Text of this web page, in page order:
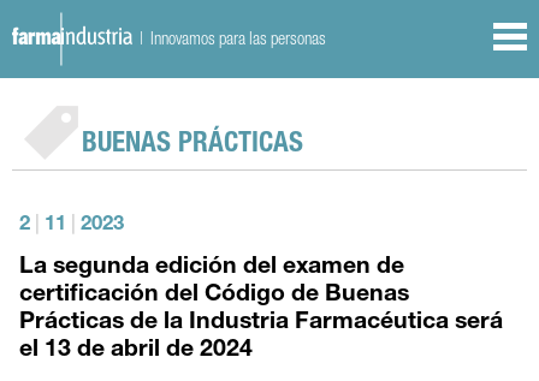
| Innovamos para las personas
BUENAS PRÁCTICAS
2 11 2023
La segunda edición del examen de
certificación del Código de Buenas
Prácticas de la Industria Farmacéutica será
el 13 de abril de 2024